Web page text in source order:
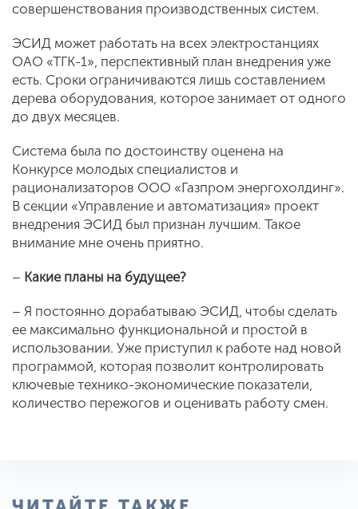
совершенствования производственных систем.
ЭСИД может работать на всех электростанциях
ОАО «ТГК-1», перспективный план внедрения уже
есть. Сроки ограничиваются лишь составлением
дерева оборудования, которое занимает от одного
до двух месяцев.
Система была по достоинству оценена на
Конкурсе молодых специалистов и
рационализаторов ООО «Газпром энергохолдинг».
В секции «Управление и автоматизация» проект
внедрения ЭСИД был признан лучшим. Такое
внимание мне очень приятно.
– Какие планы на будущее?
– Я постоянно дорабатываю ЭСИД, чтобы сделать
ее максимально функциональной и простой в
использовании. Уже приступил к работе над новой
программой, которая позволит контролировать
ключевые технико-экономические показатели,
количество пережогов и оценивать работу смен.